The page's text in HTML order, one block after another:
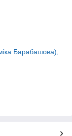
Барабашова),